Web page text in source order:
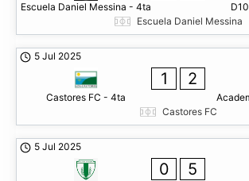
Escuela Daniel Messina - 4ta
Escuela Daniel Messina
5 Jul 2025
Castores FC - 4ta
1 2
Castores FC
5 Jul 2025
0 5